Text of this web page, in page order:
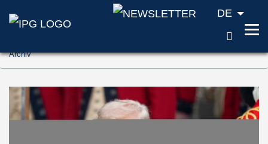
Zum Inhalt springen (Accesskey '1')
Zur Suche springen (Accesskey '2')
Zur Navigation springen (Accesskey '3')
DE
Archiv